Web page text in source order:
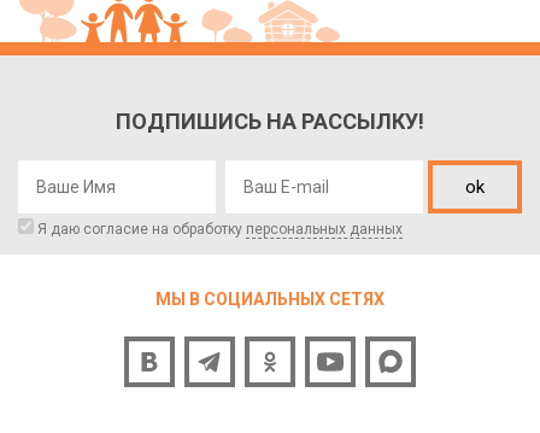
ПОДПИШИСЬ НА РАССЫЛКУ!
ok
Я даю согласие на обработку персональных данных
МЫ В СОЦИАЛЬНЫХ СЕТЯХ